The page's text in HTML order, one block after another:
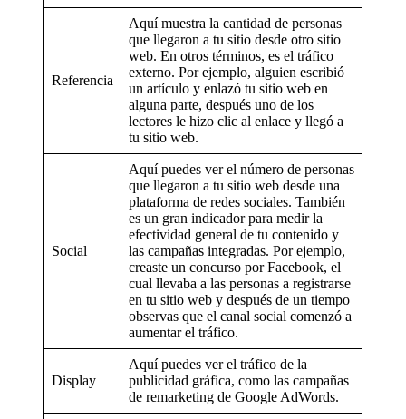
Referencia
Aquí muestra la cantidad de personas
que llegaron a tu sitio desde otro sitio
web. En otros términos, es el tráfico
externo. Por ejemplo, alguien escribió
un artículo y enlazó tu sitio web en
alguna parte, después uno de los
lectores le hizo clic al enlace y llegó a
tu sitio web.
Social
Aquí puedes ver el número de personas
que llegaron a tu sitio web desde una
plataforma de redes sociales. También
es un gran indicador para medir la
efectividad general de tu contenido y
las campañas integradas. Por ejemplo,
creaste un concurso por Facebook, el
cual llevaba a las personas a registrarse
en tu sitio web y después de un tiempo
observas que el canal social comenzó a
aumentar el tráfico.
Display
Aquí puedes ver el tráfico de la
publicidad gráfica, como las campañas
de remarketing de Google AdWords.